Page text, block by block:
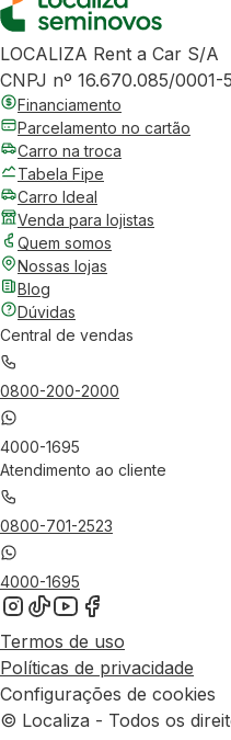
LOCALIZA Rent a Car S/A
CNPJ nº 16.670.085/0001-
Financiamento
Parcelamento no cartão
Carro na troca
Tabela Fipe
Carro Ideal
Venda para lojistas
Quem somos
Nossas lojas
Blog
Dúvidas
Central de vendas
0800-200-2000
4000-1695
Atendimento ao cliente
0800-701-2523
4000-1695
Termos de uso
Políticas de privacidade
Configurações de cookies
© Localiza - Todos os